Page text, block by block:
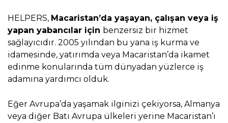
HELPERS, Macaristan’da yaşayan, çalışan veya iş
yapan yabancılar için benzersiz bir hizmet
sağlayıcıdır. 2005 yılından bu yana iş kurma ve
idamesinde, yatırımda veya Macaristan’da ikamet
edinme konularında tüm dünyadan yüzlerce iş
adamına yardımcı olduk.
Eğer Avrupa’da yaşamak ilginizi çekiyorsa, Almanya
veya diğer Batı Avrupa ülkeleri yerine Macaristan’ı